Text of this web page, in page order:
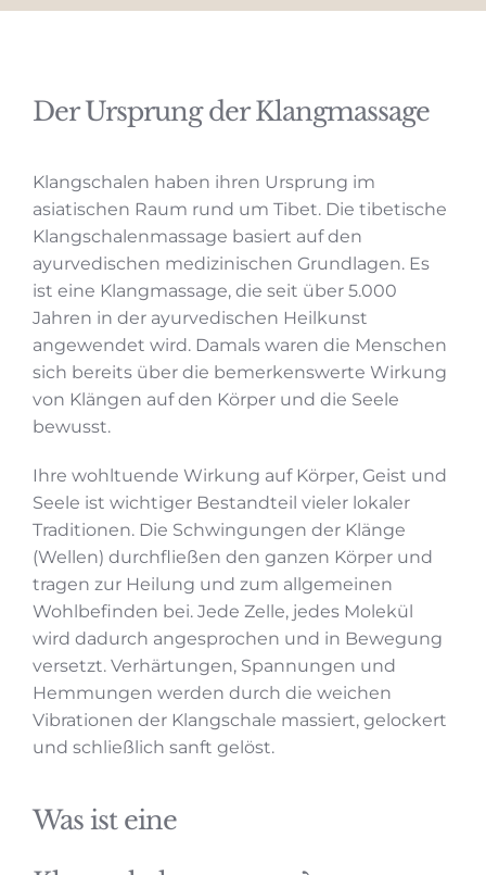
Der Ursprung der Klangmassage
Klangschalen haben ihren Ursprung im
asiatischen Raum rund um Tibet. Die tibetische
Klangschalenmassage basiert auf den
ayurvedischen medizinischen Grundlagen. Es
ist eine Klangmassage, die seit über 5.000
Jahren in der ayurvedischen Heilkunst
angewendet wird. Damals waren die Menschen
sich bereits über die bemerkenswerte Wirkung
von Klängen auf den Körper und die Seele
bewusst.
Ihre wohltuende Wirkung auf Körper, Geist und
Seele ist wichtiger Bestandteil vieler lokaler
Traditionen. Die Schwingungen der Klänge
(Wellen) durchfließen den ganzen Körper und
tragen zur Heilung und zum allgemeinen
Wohlbefinden bei. Jede Zelle, jedes Molekül
wird dadurch angesprochen und in Bewegung
versetzt. Verhärtungen, Spannungen und
Hemmungen werden durch die weichen
Vibrationen der Klangschale massiert, gelockert
und schließlich sanft gelöst.
Was ist eine